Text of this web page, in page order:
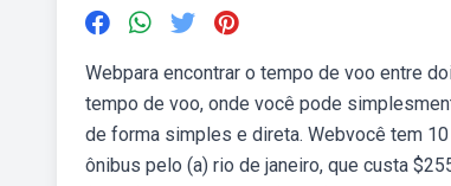
Webpara encontrar o tempo de voo entre
tempo de voo, onde você pode
de forma simples e direta. Webvocê tem
ônibus pelo (a) rio de janeiro, que custa